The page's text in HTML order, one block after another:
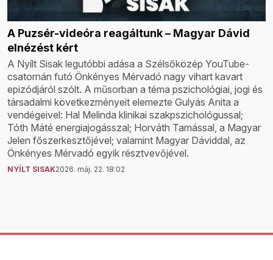
A Puzsér-videóra reagáltunk – Magyar Dávid
elnézést kért
A Nyílt Sisak legutóbbi adása a Szélsőközép YouTube-
csatornán futó Önkényes Mérvadó nagy vihart kavart
epizódjáról szólt. A műsorban a téma pszichológiai, jogi és
társadalmi következményeit elemezte Gulyás Anita a
vendégeivel: Hal Melinda klinikai szakpszichológussal;
Tóth Máté energiajogásszal; Horváth Tamással, a Magyar
Jelen főszerkesztőjével; valamint Magyar Dáviddal, az
Önkényes Mérvadó egyik résztvevőjével.
NYÍLT SISAK2026. máj. 22. 18:02